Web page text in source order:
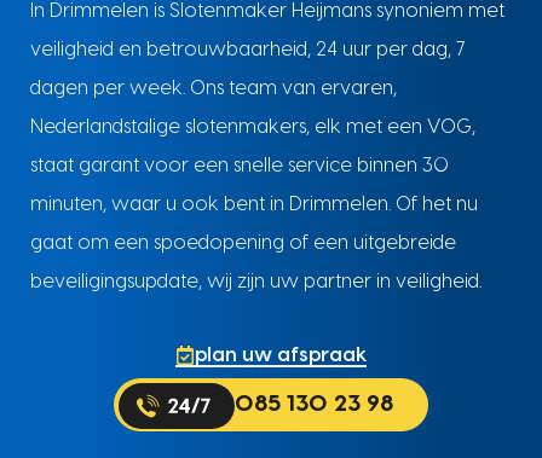
In Drimmelen is Slotenmaker Heijmans synoniem met
veiligheid en betrouwbaarheid, 24 uur per dag, 7
dagen per week. Ons team van ervaren,
Nederlandstalige slotenmakers, elk met een VOG,
staat garant voor een snelle service binnen 30
minuten, waar u ook bent in Drimmelen. Of het nu
gaat om een spoedopening of een uitgebreide
beveiligingsupdate, wij zijn uw partner in veiligheid.
plan uw afspraak
085 130 23 98